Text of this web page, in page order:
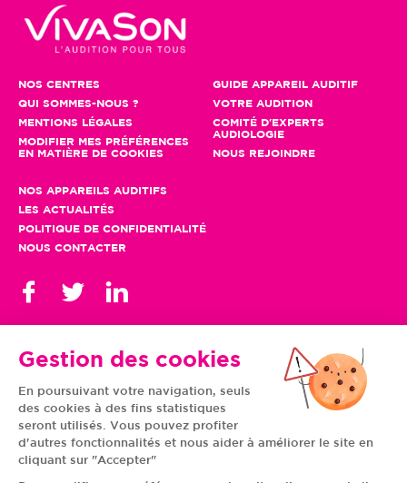
Gestion des cookies
En poursuivant votre navigation, seuls
des cookies à des fins statistiques
seront utilisés. Vous pouvez profiter
d'autres fonctionnalités et nous aider à améliorer le site en
cliquant sur "Accepter"
NOS CENTRES
QUI SOMMES-NOUS ?
MENTIONS LÉGALES
MODIFIER MES PRÉFÉRENCES
EN MATIÈRE DE COOKIES
GUIDE APPAREIL AUDITIF
VOTRE AUDITION
COMITÉ D'EXPERTS
AUDIOLOGIE
NOUS REJOINDRE
NOS APPAREILS AUDITIFS
LES ACTUALITÉS
POLITIQUE DE CONFIDENTIALITÉ
NOUS CONTACTER
TOUS NOS CENTRES
AUVERGNE-RHÔNE-
ALPES
FRANCHE-COMTÉ
BRETAGNE
CENTRE-VAL DE LOIRE
GRAND EST
ÎLE-DE-FRANCE